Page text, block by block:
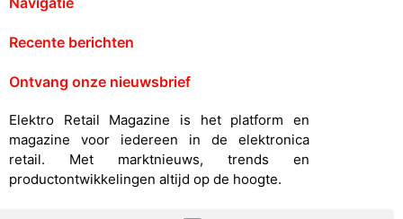
Recente berichten
Ontvang onze nieuwsbrief
Elektro Retail Magazine is het platform en
magazine voor iedereen in de elektronica
retail. Met marktnieuws, trends en
productontwikkelingen altijd op de hoogte.